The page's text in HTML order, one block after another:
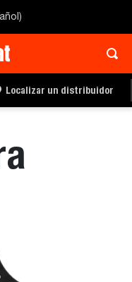
Localizar un distribuidor
UN